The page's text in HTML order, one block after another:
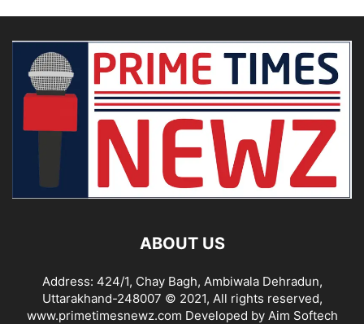
ABOUT US
Address: 424/1, Chay Bagh, Ambiwala Dehradun,
Uttarakhand-248007 © 2021, All rights reserved,
www.primetimesnewz.com Developed by Aim Softech